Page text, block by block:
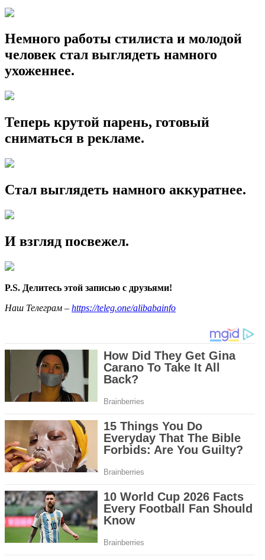
Немного работы стилиста и молодой
человек стал выглядеть намного
ухоженнее.
Теперь крутой парень, готовый
сниматься в рекламе.
Стал выглядеть намного аккуратнее.
И взгляд посвежел.
P.S. Делитесь этой записью с друзьями!
Наш Телеграм – https://teleg.one/alibabainfo